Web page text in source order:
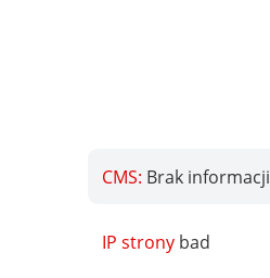
CMS: Brak informacji
IP strony bad